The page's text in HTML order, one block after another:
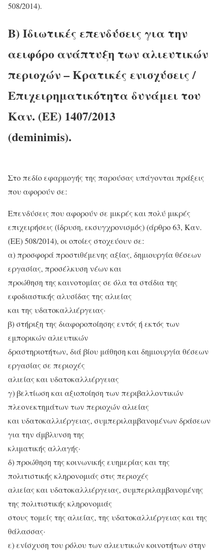
508/2014).
Β) Ιδιωτικές επενδύσεις για την
αειφόρο ανάπτυξη των αλιευτικών
περιοχών – Κρατικές ενισχύσεις /
Επιχειρηματικότητα δυνάμει του
Καν. (ΕΕ) 1407/2013
(deminimis).
Στο πεδίο εφαρμογής της παρούσας υπάγονται πράξεις
που αφορούν σε:
Επενδύσεις που αφορούν σε μικρές και πολύ μικρές
επιχειρήσεις (ίδρυση, εκσυγχρονισμός) (άρθρο 63, Καν.
(ΕΕ) 508/2014), οι οποίες στοχεύουν σε:
α) προσφορά προστιθέμενης αξίας, δημιουργία θέσεων
εργασίας, προσέλκυση νέων και
προώθηση της καινοτομίας σε όλα τα στάδια της
εφοδιαστικής αλυσίδας της αλιείας
και της υδατοκαλλιέργειας·
β) στήριξη της διαφοροποίησης εντός ή εκτός των
εμπορικών αλιευτικών
δραστηριοτήτων, διά βίου μάθηση και δημιουργία θέσεων
εργασίας σε περιοχές
αλιείας και υδατοκαλλιέργειας
γ) βελτίωση και αξιοποίηση των περιβαλλοντικών
πλεονεκτημάτων των περιοχών αλιείας
και υδατοκαλλιέργειας, συμπεριλαμβανομένων δράσεων
για την άμβλυνση της
κλιματικής αλλαγής·
δ) προώθηση της κοινωνικής ευημερίας και της
πολιτιστικής κληρονομιάς στις περιοχές
αλιείας και υδατοκαλλιέργειας, συμπεριλαμβανομένης
της πολιτιστικής κληρονομιάς
στους τομείς της αλιείας, της υδατοκαλλιέργειας και της
θάλασσας·
ε) ενίσχυση του ρόλου των αλιευτικών κοινοτήτων στην